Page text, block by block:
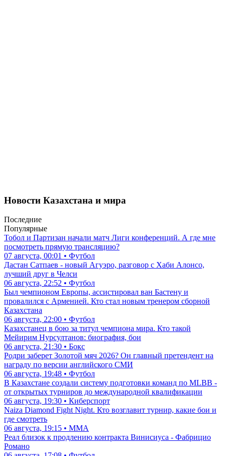
Новости Казахстана и мира
Последние
Популярные
Тобол и Партизан начали матч Лиги конференций. А где мне
посмотреть прямую трансляцию?
07 августа, 00:01 • Футбол
Дастан Сатпаев - новый Агуэро, разговор с Хаби Алонсо,
лучший друг в Челси
06 августа, 22:52 • Футбол
Был чемпионом Европы, ассистировал ван Бастену и
провалился с Арменией. Кто стал новым тренером сборной
Казахстана
06 августа, 22:00 • Футбол
Казахстанец в бою за титул чемпиона мира. Кто такой
Мейирим Нурсултанов: биография, бои
06 августа, 21:30 • Бокс
Родри заберет Золотой мяч 2026? Он главный претендент на
награду по версии английского СМИ
06 августа, 19:48 • Футбол
В Казахстане создали систему подготовки команд по MLBB -
от открытых турниров до международной квалификации
06 августа, 19:30 • Киберспорт
Naiza Diamond Fight Night. Кто возглавит турнир, какие бои и
где смотреть
06 августа, 19:15 • ММА
Реал близок к продлению контракта Винисиуса - Фабрицио
Романо